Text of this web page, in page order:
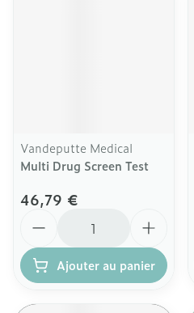
Vandeputte Medical
Multi Drug Screen Test
46,79 €
Ajouter au panier